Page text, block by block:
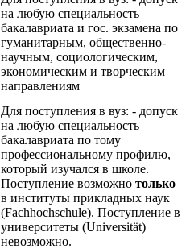
на любую специальность
бакалавриата и гос. экзамена по
гуманитарным, общественно-
научным, социологическим,
экономическим и творческим
направлениям
Для поступления в вуз: - допуск
на любую специальность
бакалавриата по тому
профессиональному профилю,
который изучался в школе.
Поступление возможно только
в институты прикладных наук
(Fachhochschule). Поступление в
университеты (Universität)
невозможно.